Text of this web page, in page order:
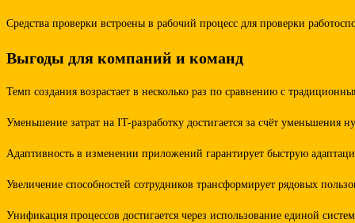
Средства проверки встроены в рабочий процесс для проверки
Выгоды для компаний и команд
Темп создания возрастает в несколько раз по сравнению с
Уменьшение затрат на IT-разработку достигается за счёт
Адаптивность в изменении приложений гарантирует быструю
Увеличение способностей сотрудников трансформирует рядовых
Унификация процессов достигается через использование единой